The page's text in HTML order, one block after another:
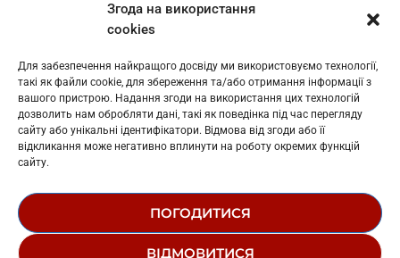
Згода на використання
cookies
Для забезпечення найкращого досвіду ми використовуємо технології,
такі як файли cookie, для збереження та/або отримання інформації з
вашого пристрою. Надання згоди на використання цих технологій
дозволить нам обробляти дані, такі як поведінка під час перегляду
сайту або унікальні ідентифікатори. Відмова від згоди або її
відкликання може негативно вплинути на роботу окремих функцій
сайту.
ПОГОДИТИСЯ
ВІДМОВИТИСЯ
: L11-01410
: L11-01801
Косів: L11-01805
Гарасимів: L11-02274
© 1995-2026 РК «ЗАХІДНИЙ ПОЛЮС»